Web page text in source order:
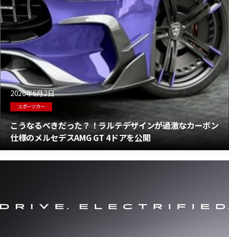
2026年6月2日
スポーツカー
こうなるべきだった？！ラルテデザインが過激なカーボン
仕様のメルセデスAMG GT 4ドアを公開